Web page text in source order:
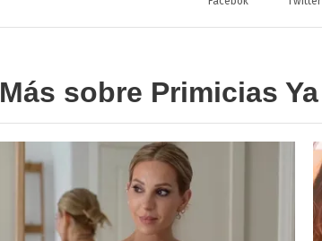
Más sobre Primicias Ya